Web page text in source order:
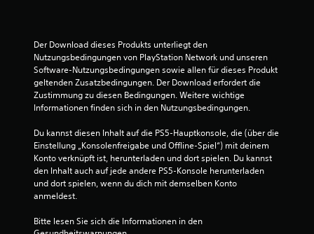
Der Download dieses Produkts unterliegt den
Nutzungsbedingungen von PlayStation Network und unseren
Software-Nutzungsbedingungen sowie allen für dieses Produkt
geltenden Zusatzbedingungen. Der Download erfordert die
Zustimmung zu diesen Bedingungen. Weitere wichtige
Informationen finden sich in den Nutzungsbedingungen.
Du kannst diesen Inhalt auf die PS5-Hauptkonsole, die (über die
Einstellung „Konsolenfreigabe und Offline-Spiel“) mit deinem
Konto verknüpft ist, herunterladen und dort spielen. Du kannst
den Inhalt auch auf jede andere PS5-Konsole herunterladen
und dort spielen, wenn du dich mit demselben Konto
anmeldest.
Bitte lesen Sie sich die Informationen in den